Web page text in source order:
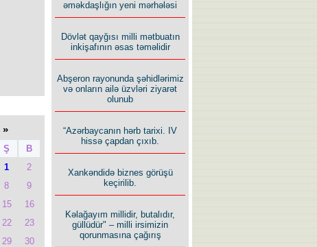
Ş
B
1
2
8
9
15
16
22
23
29
30
əməkdaşlığın yeni mərhələsi
Dövlət qayğısı milli mətbuatın
inkişafının əsas təməlidir
Abşeron rayonunda şəhidlərimiz
və onların ailə üzvləri ziyarət
olunub
“Azərbaycanın hərb tarixi. IV
hissə çapdan çıxıb.
Xankəndidə biznes görüşü
keçirilib.
Kəlağayım millidir, butalıdır,
güllüdür" – milli irsimizin
qorunmasına çağırış